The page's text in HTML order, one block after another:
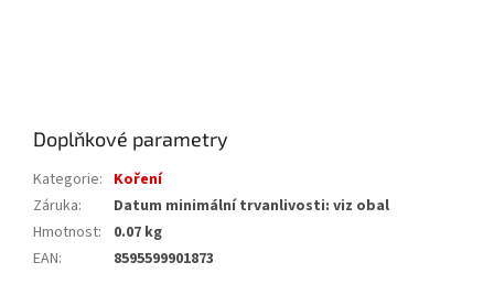
Doplňkové parametry
Kategorie: Koření
Záruka:
Datum minimální trvanlivosti: viz obal
Hmotnost:
0.07 kg
EAN: 8595599901873